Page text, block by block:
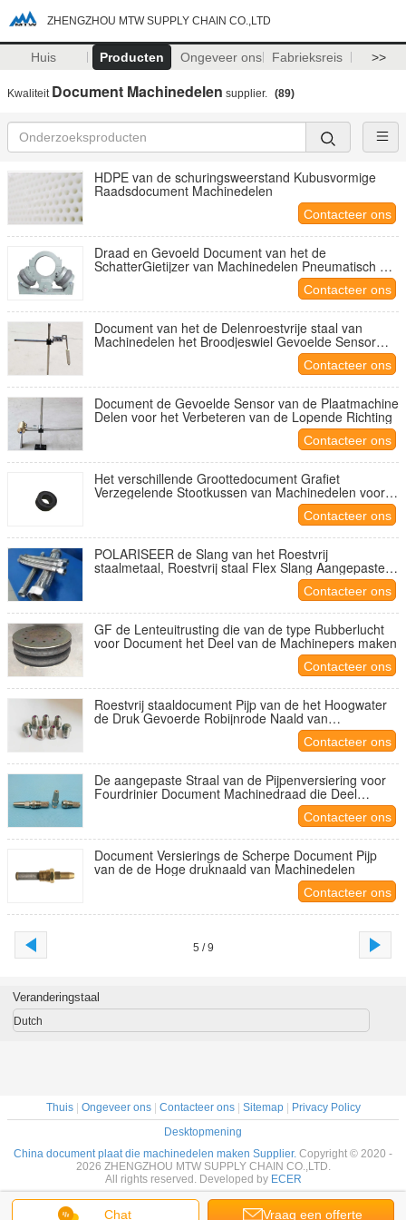
ZHENGZHOU MTW SUPPLY CHAIN CO.,LTD
Huis Producten Ongeveer ons Fabrieksreis >>
Kwaliteit Document Machinedelen supplier. (89)
HDPE van de schuringsweerstand Kubusvormige
Raadsdocument Machinedelen
Contacteer ons
Draad en Gevoeld Document van het de
SchatterGietijzer van Machinedelen Pneumatisch het
Contacteer ons
Document van het de Delenroestvrije staal van
Machinedelen het Broodjeswiel Gevoelde Sensor
Contacteer ons
Document de Gevoelde Sensor van de Plaatmachine
Delen voor het Verbeteren van de Lopende Richting
Contacteer ons
Het verschillende Groottedocument Grafiet
Verzegelende Stootkussen van Machinedelen voor
Contacteer ons
POLARISEER de Slang van het Roestvrij
staalmetaal, Roestvrij staal Flex Slang Aangepaste
Contacteer ons
GF de Lenteuitrusting die van de type Rubberlucht
voor Document het Deel van de Machinepers maken
Contacteer ons
Roestvrij staaldocument Pijp van de het Hoogwater
de Druk Gevoerde Robijnrode Naald van
Contacteer ons
De aangepaste Straal van de Pijpenversiering voor
Fourdrinier Document Machinedraad die Deel
Contacteer ons
Document Versierings de Scherpe Document Pijp
van de de Hoge druknaald van Machinedelen
Contacteer ons
5 / 9
Chat Vraag een offerte
Veranderingstaal
Dutch
Thuis| Ongeveer ons| Contacteer ons| Sitemap|
Privacy Policy
Desktopmening
China document plaat die machinedelen maken Supplier. Copyright © 2020 -
2026 ZHENGZHOU MTW SUPPLY CHAIN CO.,LTD.
All rights reserved. Developed by ECER